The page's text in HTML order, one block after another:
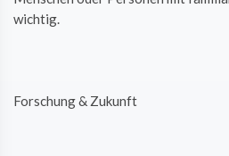
wichtig.
Forschung & Zukunft